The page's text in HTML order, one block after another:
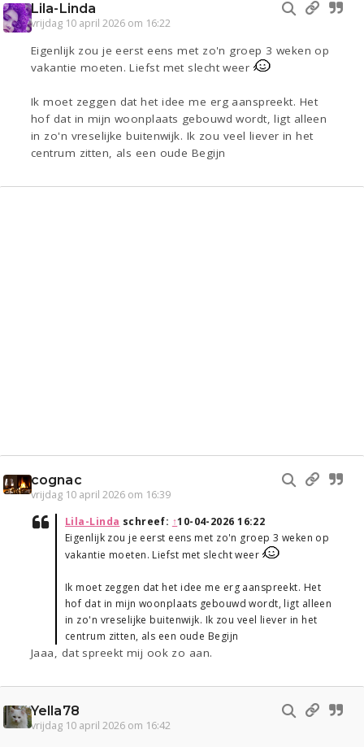
Lila-Linda
vrijdag 10 april 2026 om 16:22
Eigenlijk zou je eerst eens met zo'n groep 3 weken op
vakantie moeten. Liefst met slecht weer
Ik moet zeggen dat het idee me erg aanspreekt. Het
hof dat in mijn woonplaats gebouwd wordt, ligt alleen
in zo'n vreselijke buitenwijk. Ik zou veel liever in het
centrum zitten, als een oude Begijn
cognac
vrijdag 10 april 2026 om 16:39
Lila-Linda schreef: ↑10-04-2026 16:22
Eigenlijk zou je eerst eens met zo'n groep 3 weken op
vakantie moeten. Liefst met slecht weer
Ik moet zeggen dat het idee me erg aanspreekt. Het
hof dat in mijn woonplaats gebouwd wordt, ligt alleen
in zo'n vreselijke buitenwijk. Ik zou veel liever in het
centrum zitten, als een oude Begijn
Jaaa, dat spreekt mij ook zo aan.
Yella78
vrijdag 10 april 2026 om 16:42